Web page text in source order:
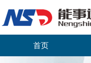
首页